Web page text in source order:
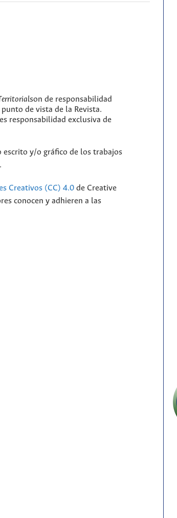
son de responsabilidad
de vista de la Revista.
responsabilidad exclusiva de
escrito y/o gráfico de los trabajos
Creativos (CC) 4.0 de Creative
conocen y adhieren a las